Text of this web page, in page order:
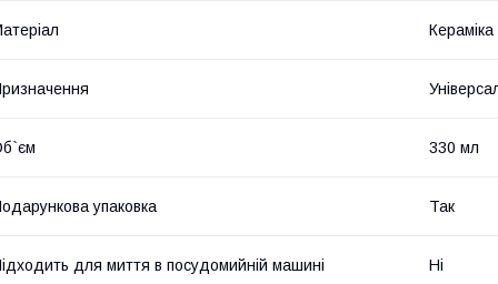
Кераміка
330 мл
упаковка Так
для миття в посудомийній машині Ні